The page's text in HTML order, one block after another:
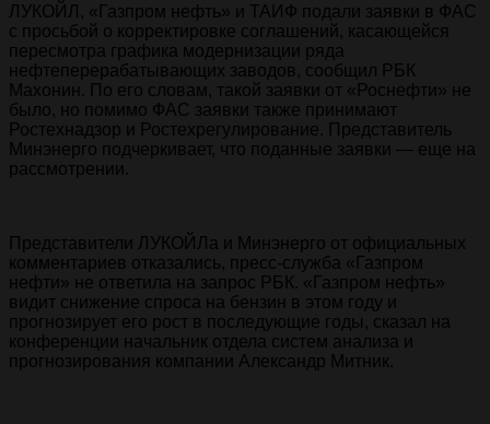
ЛУКОЙЛ, «Газпром нефть» и ТАИФ подали заявки в ФАС
с просьбой о корректировке соглашений, касающейся
пересмотра графика модернизации ряда
нефтеперерабатывающих заводов, сообщил РБК
Махонин. По его словам, такой заявки от «Роснефти» не
было, но помимо ФАС заявки также принимают
Ростехнадзор и Ростехрегулирование. Представитель
Минэнерго подчеркивает, что поданные заявки — еще на
рассмотрении.
Представители ЛУКОЙЛа и Минэнерго от официальных
комментариев отказались, пресс-служба «Газпром
нефти» не ответила на запрос РБК. «Газпром нефть»
видит снижение спроса на бензин в этом году и
прогнозирует его рост в последующие годы, сказал на
конференции начальник отдела систем анализа и
прогнозирования компании Александр Митник.